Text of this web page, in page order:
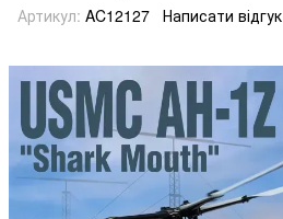
Артикул: AC12127 Написати відгук